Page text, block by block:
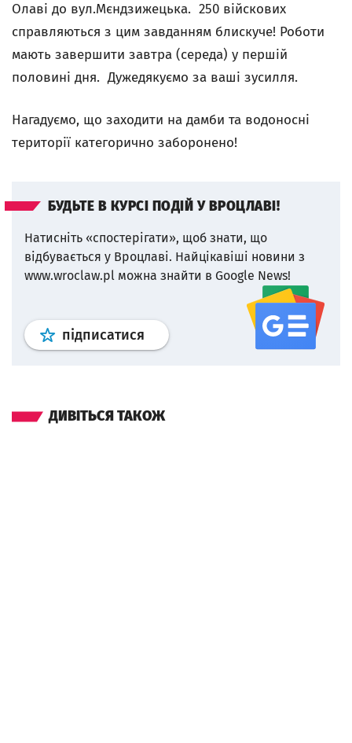
Олаві до вул.Мєндзижецька. 250 війскових
справляються з цим завданням блискуче! Роботи
мають завершити завтра (середа) у першій
половині дня. Дужедякуємо за ваші зусилля.
Нагадуємо, що заходити на дамби та водоносні
території категорично заборонено!
БУДЬТЕ В КУРСІ ПОДІЙ У ВРОЦЛАВІ!
Натисніть «спостерігати», щоб знати, що
відбувається у Вроцлаві. Найцікавіші новини з
www.wroclaw.pl можна знайти в Google News!
підписатися Профіль google news
ДИВІТЬСЯ ТАКОЖ